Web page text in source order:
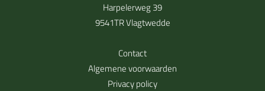
Harpelerweg 39
9541TR Vlagtwedde
Contact
Algemene voorwaarden
Privacy policy